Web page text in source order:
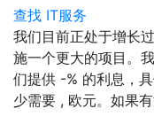
查找 IT服务
我们目前正处于增长
施一个更大的项目。
们提供 -% 的利息，
少需要 , 欧元。如果